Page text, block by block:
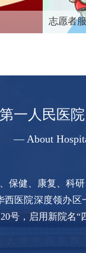
志愿者
一人民医
— About
健、康复、科
医院深度领办
号，启用新院名“